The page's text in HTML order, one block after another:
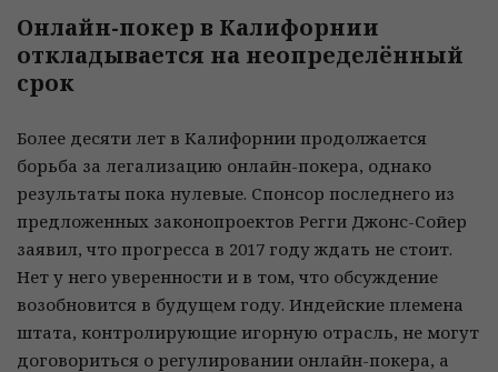
Онлайн-покер в Калифорнии
откладывается на неопределённый
срок
Более десяти лет в Калифорнии продолжается
борьба за легализацию онлайн-покера, однако
результаты пока нулевые. Спонсор последнего из
предложенных законопроектов Регги Джонс-Сойер
заявил, что прогресса в 2017 году ждать не стоит.
Нет у него уверенности и в том, что обсуждение
возобновится в будущем году. Индейские племена
штата, контролирующие игорную отрасль, не могут
договориться о регулировании онлайн-покера, а